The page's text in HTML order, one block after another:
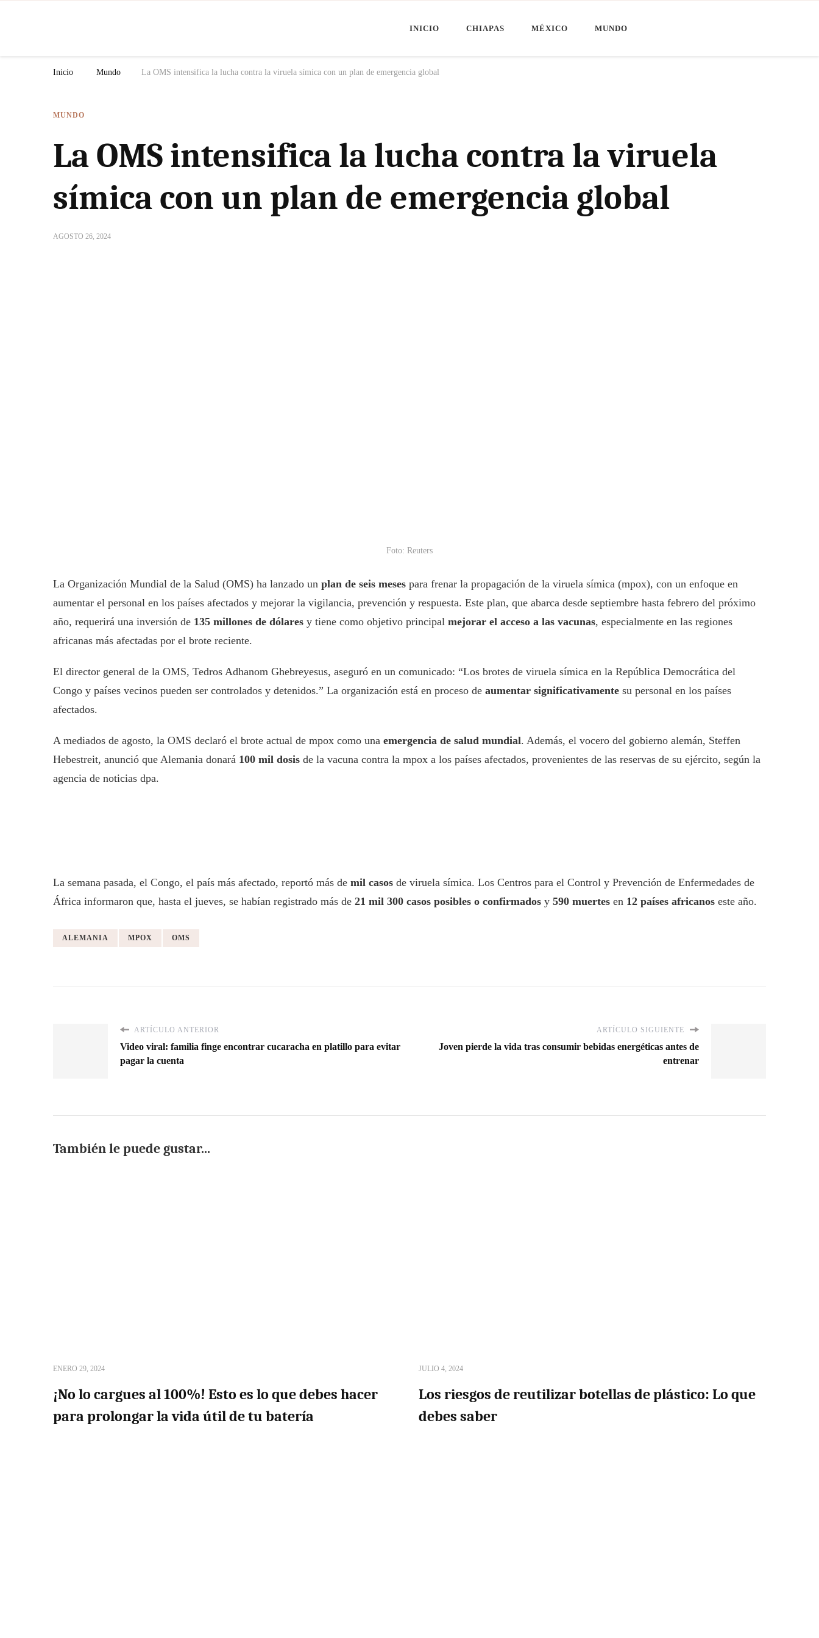
INICIO CHIAPAS MÉXICO MUNDO
Inicio Mundo La OMS intensifica la lucha contra la viruela símica con un plan de emergencia global
MUNDO
La OMS intensifica la lucha contra la viruela
símica con un plan de emergencia global
AGOSTO 26, 2024
Foto: Reuters
La Organización Mundial de la Salud (OMS) ha lanzado un plan de seis meses para frenar la propagación de la viruela símica (mpox), con un enfoque en
aumentar el personal en los países afectados y mejorar la vigilancia, prevención y respuesta. Este plan, que abarca desde septiembre hasta febrero del próximo
año, requerirá una inversión de 135 millones de dólares y tiene como objetivo principal mejorar el acceso a las vacunas, especialmente en las regiones
africanas más afectadas por el brote reciente.
El director general de la OMS, Tedros Adhanom Ghebreyesus, aseguró en un comunicado: “Los brotes de viruela símica en la República Democrática del
Congo y países vecinos pueden ser controlados y detenidos.” La organización está en proceso de aumentar significativamente su personal en los países
afectados.
A mediados de agosto, la OMS declaró el brote actual de mpox como una emergencia de salud mundial. Además, el vocero del gobierno alemán, Steffen
Hebestreit, anunció que Alemania donará 100 mil dosis de la vacuna contra la mpox a los países afectados, provenientes de las reservas de su ejército, según la
agencia de noticias dpa.
La semana pasada, el Congo, el país más afectado, reportó más de mil casos de viruela símica. Los Centros para el Control y Prevención de Enfermedades de
África informaron que, hasta el jueves, se habían registrado más de 21 mil 300 casos posibles o confirmados y 590 muertes en 12 países africanos este año.
ALEMANIA MPOX OMS
ARTÍCULO ANTERIOR
Video viral: familia finge encontrar cucaracha en platillo para evitar
pagar la cuenta
ARTÍCULO SIGUIENTE
Joven pierde la vida tras consumir bebidas energéticas antes de
entrenar
También le puede gustar...
ENERO 29, 2024
¡No lo cargues al 100%! Esto es lo que debes hacer
para prolongar la vida útil de tu batería
JULIO 4, 2024
Los riesgos de reutilizar botellas de plástico: Lo que
debes saber